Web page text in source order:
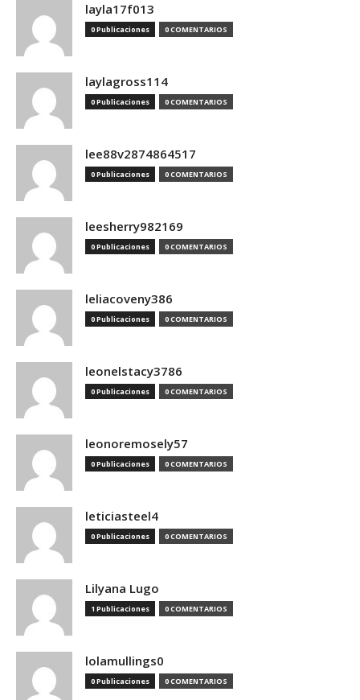
layla17f013
0 Publicaciones 0 COMENTARIOS
laylagross114
0 Publicaciones 0 COMENTARIOS
lee88v2874864517
0 Publicaciones 0 COMENTARIOS
leesherry982169
0 Publicaciones 0 COMENTARIOS
leliacoveny386
0 Publicaciones 0 COMENTARIOS
leonelstacy3786
0 Publicaciones 0 COMENTARIOS
leonoremosely57
0 Publicaciones 0 COMENTARIOS
leticiasteel4
0 Publicaciones 0 COMENTARIOS
Lilyana Lugo
1 Publicaciones 0 COMENTARIOS
lolamullings0
0 Publicaciones 0 COMENTARIOS